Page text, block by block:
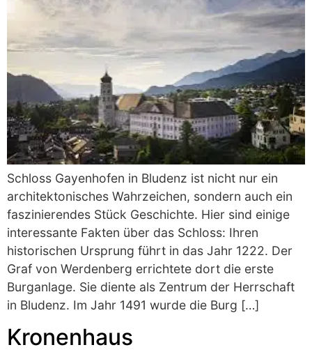
Schloss Gayenhofen in Bludenz ist nicht nur ein
architektonisches Wahrzeichen, sondern auch ein
faszinierendes Stück Geschichte. Hier sind einige
interessante Fakten über das Schloss: Ihren
historischen Ursprung führt in das Jahr 1222. Der
Graf von Werdenberg errichtete dort die erste
Burganlage. Sie diente als Zentrum der Herrschaft
in Bludenz. Im Jahr 1491 wurde die Burg […]
Kronenhaus